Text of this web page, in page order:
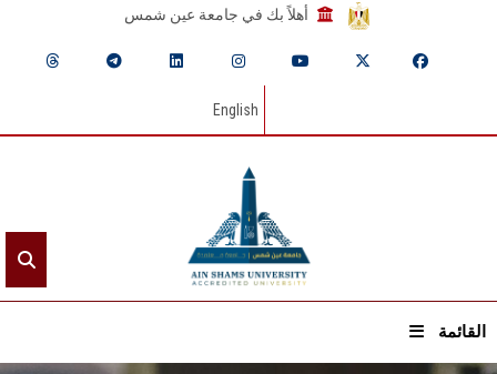
أهلاً بك في جامعة عين شمس
English
القائمة